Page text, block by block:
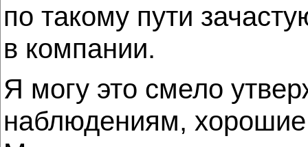
по такому пути
в компании.
Я могу это смело
наблюдениям,